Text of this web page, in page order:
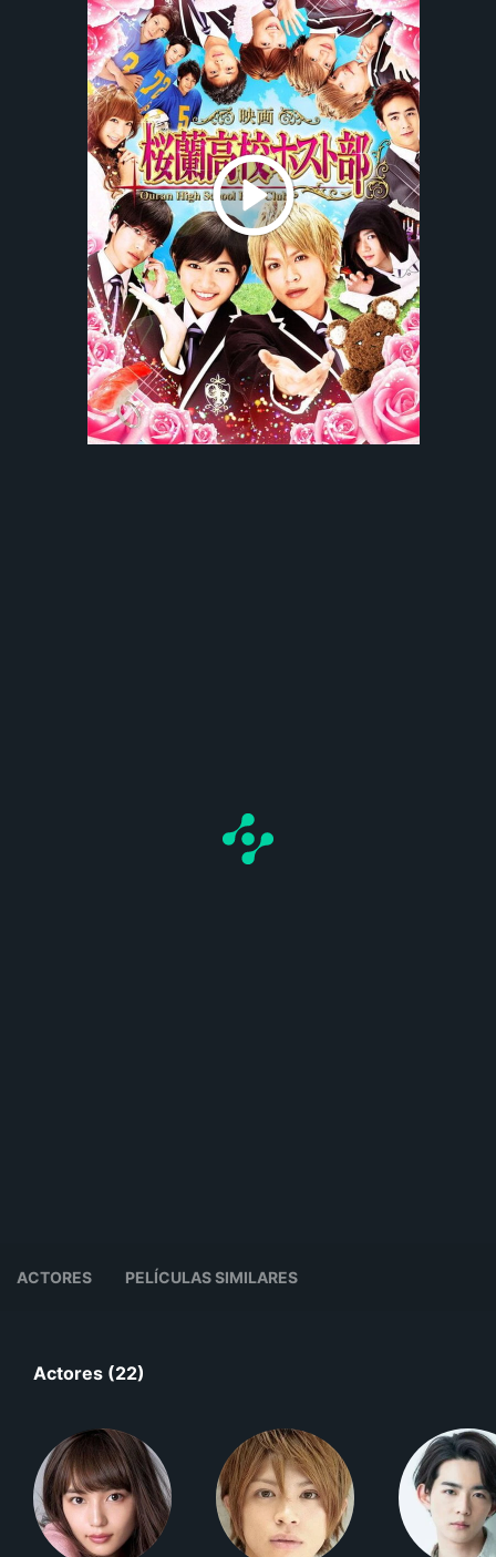
ACTORES PELÍCULAS SIMILARES
Actores (22)